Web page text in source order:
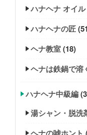
ハナヘナ オイル
ハナヘナの匠
ヘナ教室(18)
ヘナは鉄鍋で溶
ハナヘナ中級編
湯シャン・脱洗